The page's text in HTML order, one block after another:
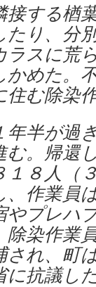
する楢
たり、分
ラスに荒
かめた。
住む除染
半が過
む。帰還
１８人（
、作業員
やプレハ
除染作業
され、町
に抗議し